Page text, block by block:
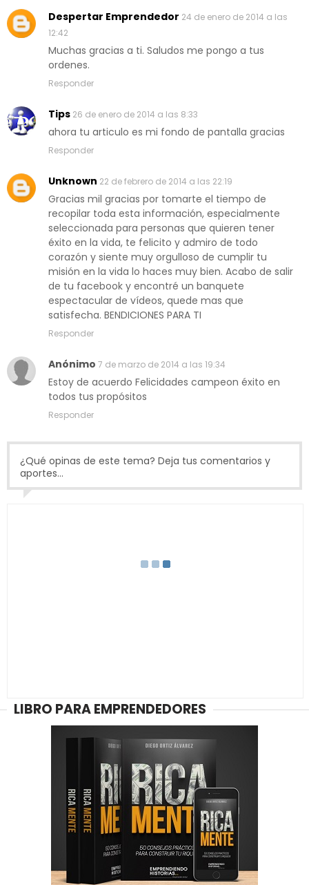
Despertar Emprendedor 24 de enero de 2014 a las
12:42
Muchas gracias a ti. Saludos me pongo a tus
ordenes.
Responder
Tips 26 de enero de 2014 a las 8:33
ahora tu articulo es mi fondo de pantalla gracias
Responder
Unknown 22 de febrero de 2014 a las 22:19
Gracias mil gracias por tomarte el tiempo de
recopilar toda esta información, especialmente
seleccionada para personas que quieren tener
éxito en la vida, te felicito y admiro de todo
corazón y siente muy orgulloso de cumplir tu
misión en la vida lo haces muy bien. Acabo de salir
de tu facebook y encontré un banquete
espectacular de vídeos, quede mas que
satisfecha. BENDICIONES PARA TI
Responder
Anónimo 7 de marzo de 2014 a las 19:34
Estoy de acuerdo Felicidades campeon éxito en
todos tus propósitos
Responder
¿Qué opinas de este tema? Deja tus comentarios y
aportes...
LIBRO PARA EMPRENDEDORES